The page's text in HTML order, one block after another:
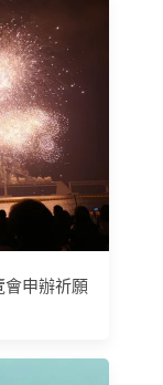
會申辦祈願